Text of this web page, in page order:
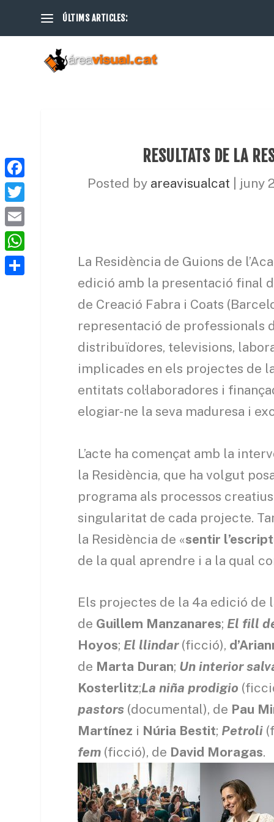
ÚLTIMS ARTICLES:
RESULTATS DE LA
Posted by areavisualcat juny
La Residència de Guions de
edició amb la presentació final
de Creació Fabra i Coats
representació de professionals
distribuïdores, televisions,
implicades en els projectes de
entitats col·laboradores i
elogiar-ne la seva maduresa i
L’acte ha començat amb la
la Residència, que ha volgut
programa als processos
singularitat de cada projecte.
la Residència de «sentir
de la qual aprendre i a la qual
Els projectes de la 4a edició de
de Guillem Manzanares; El fill
Hoyos; El llindar(ficció),
de Marta Duran; Un interior
Kosterlitz;La niña prodigio
pastors (documental), de Pau
Martínez i Núria Bestit; Petroli
fem (ficció), de David Moragas.
F
a
c
e
b
T
w
i
t
E
m
a
W
h